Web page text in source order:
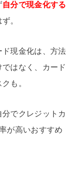
自分で現金化する
。
現金化は、方法
はなく、カード
も。
でクレジットカ
が高いおすすめ